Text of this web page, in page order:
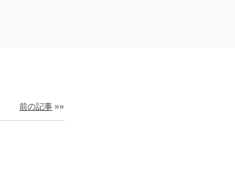
前の記事 »»